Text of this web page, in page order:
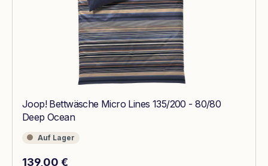
Joop! Bettwäsche Micro Lines 135/200 - 80/80
Deep Ocean
Auf Lager
Auf Lager
Regulärer Preis:
139,00 €